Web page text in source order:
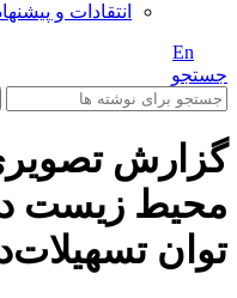
انتقادات و
En
جستجو
گزارش
محیط زیست
توان